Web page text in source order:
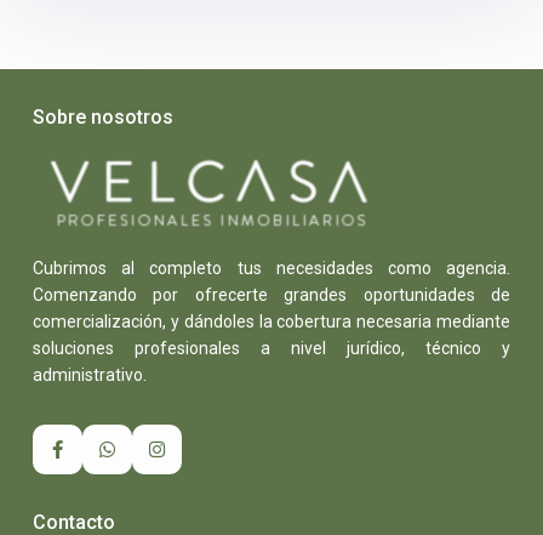
Sobre nosotros
Cubrimos al completo tus necesidades como agencia.
Comenzando por ofrecerte grandes oportunidades de
comercialización, y dándoles la cobertura necesaria mediante
soluciones profesionales a nivel jurídico, técnico y
administrativo.
Contacto